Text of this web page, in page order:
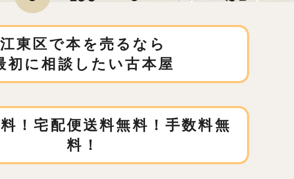
江東区で本を売るなら
初に相談したい古本屋
！宅配便送料無料！手数料無
料！